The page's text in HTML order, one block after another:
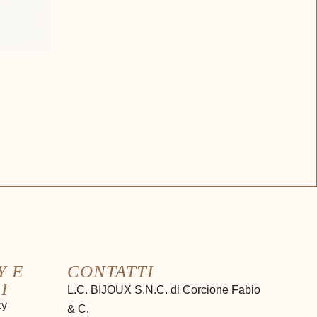
E
CONTATTI
L.C. BIJOUX S.N.C. di Corcione Fabio
& C.